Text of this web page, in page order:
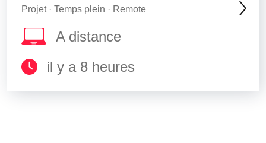
Projet · Temps plein · Remote
A distance
il y a 8 heures